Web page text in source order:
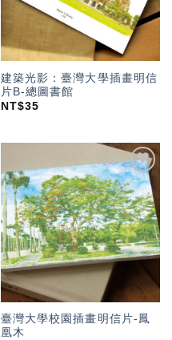
建築光影：臺灣大學插畫明信
片B-總圖書館
NT$35
加入
「願
望輕
單」
臺灣大學校園插畫明信片-鳳
凰木